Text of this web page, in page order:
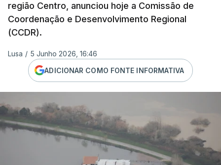
região Centro, anunciou hoje a Comissão de
Coordenação e Desenvolvimento Regional
(CCDR).
Lusa / 5 Junho 2026, 16:46
ADICIONAR COMO FONTE INFORMATIVA